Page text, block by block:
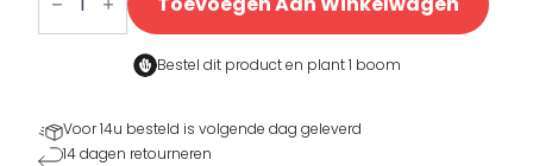
sokken
black
Bestel dit product en plant 1 boom
Voor 14u besteld is volgende dag geleverd
14 dagen retourneren